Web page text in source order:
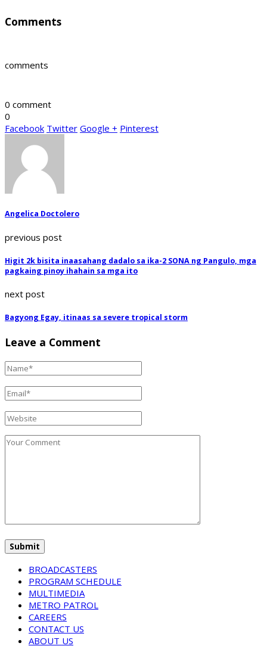
Comments
comments
0 comment
0
Facebook Twitter Google + Pinterest
Angelica Doctolero
previous post
Higit 2k bisita inaasahang dadalo sa ika-2 SONA ng Pangulo, mga
pagkaing pinoy ihahain sa mga ito
next post
Bagyong Egay, itinaas sa severe tropical storm
Leave a Comment
BROADCASTERS
PROGRAM SCHEDULE
MULTIMEDIA
METRO PATROL
CAREERS
CONTACT US
ABOUT US